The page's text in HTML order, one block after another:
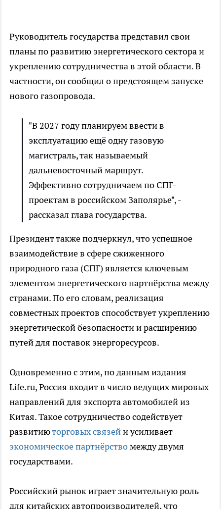
Руководитель государства представил свои
планы по развитию энергетического сектора и
укреплению сотрудничества в этой области. В
частности, он сообщил о предстоящем запуске
нового газопровода.
"В 2027 году планируем ввести в
эксплуатацию ещё одну газовую
магистраль, так называемый
дальневосточный маршрут.
Эффективно сотрудничаем по СПГ-
проектам в российском Заполярье", -
рассказал глава государства.
Президент также подчеркнул, что успешное
взаимодействие в сфере сжиженного
природного газа (СПГ) является ключевым
элементом энергетического партнёрства между
странами. По его словам, реализация
совместных проектов способствует укреплению
энергетической безопасности и расширению
путей для поставок энергоресурсов.
Одновременно с этим, по данным издания
Life.ru, Россия входит в число ведущих мировых
направлений для экспорта автомобилей из
Китая. Такое сотрудничество содействует
развитиюторговых связейи усиливает
экономическое партнёрствомежду двумя
государствами.
Российский рынок играет значительную роль
для китайских автопроизводителей, что